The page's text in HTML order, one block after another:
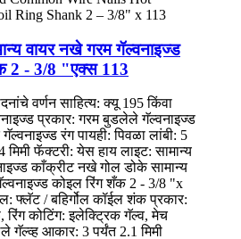
वायर नखे गरम गॅल्वनाइज्ड
2 - 3/8 "एक्स 113
वर्णन साहित्य: क्यू 195 किंवा
प्रकार: गरम बुडलेले गॅल्वनाइज्ड
रंग पायही: पिवळा लांबी: 5
मिमी फॅक्टरी: येस हाय लाइट: सामान्य
काँक्रीट नखे गोल डोके सामान्य
कोइल रिंग शँक 2 - 3/8 "x
फ्लॅट / बहिर्गोल कॉईल शंक प्रकार:
कोटिंग: इलेक्ट्रिक गॅल्व, मेच
गॅल्व्ह आकार: 3 पर्यंत 2.1 मिमी